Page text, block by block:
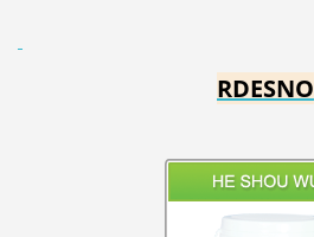
RDESNO